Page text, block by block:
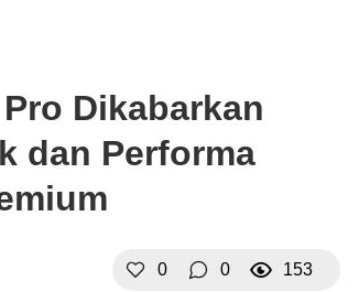
Dikabarkan
dan Performa
0 0 153